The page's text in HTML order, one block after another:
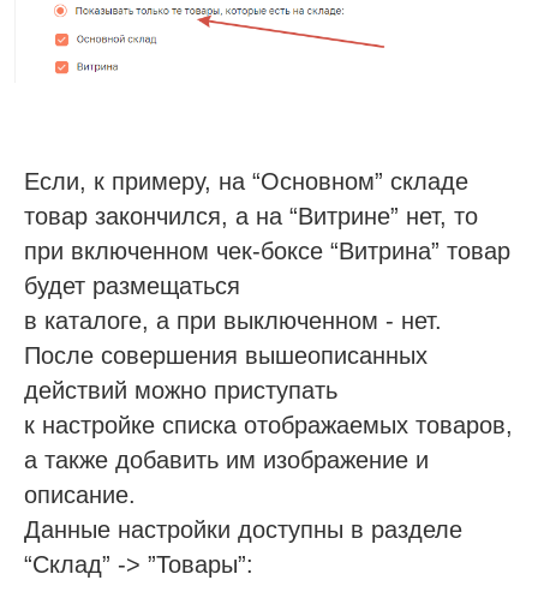
Если, к примеру, на “Основном” складе
товар закончился, а на “Витрине” нет, то
при включенном чек-боксе “Витрина” товар
будет размещаться
в каталоге, а при выключенном - нет.
После совершения вышеописанных
действий можно приступать
к настройке списка отображаемых товаров,
а также добавить им изображение и
описание.
Данные настройки доступны в разделе
“Склад” -> ”Товары”: